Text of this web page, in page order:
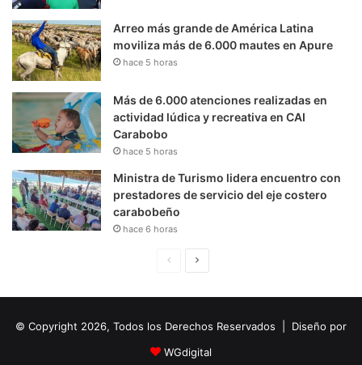
Arreo más grande de América Latina
moviliza más de 6.000 mautes en Apure
hace 5 horas
Más de 6.000 atenciones realizadas en
actividad lúdica y recreativa en CAI
Carabobo
hace 5 horas
Ministra de Turismo lidera encuentro con
prestadores de servicio del eje costero
carabobeño
hace 6 horas
i
n
u
i
© Copyright 2026, Todos los Derechos Reservados | Diseño por
WGdigital